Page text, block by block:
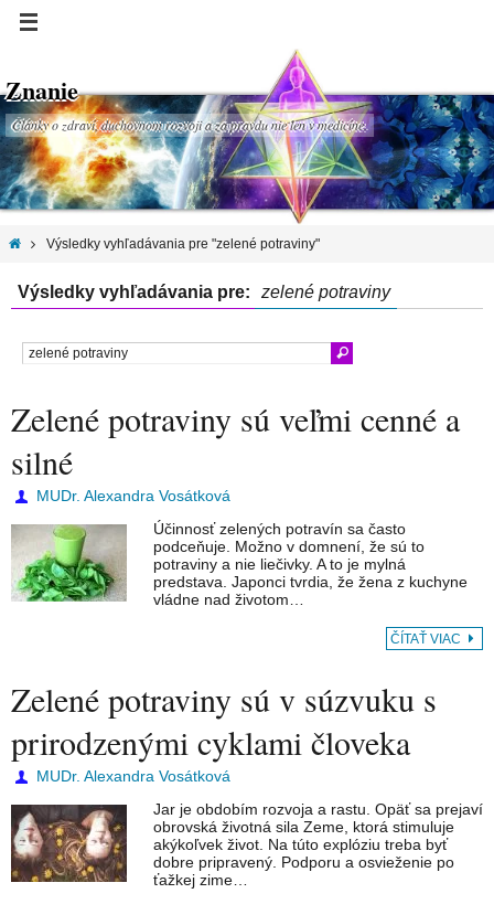
Znanie
Články o zdraví, duchovnom rozvoji a za pravdu nie len v medicíne.
Výsledky vyhľadávania pre "zelené potraviny"
Výsledky vyhľadávania pre: zelené potraviny
Zelené potraviny sú veľmi cenné a
silné
MUDr. Alexandra Vosátková
Účinnosť zelených potravín sa často
podceňuje. Možno v domnení, že sú to
potraviny a nie liečivky. A to je mylná
predstava. Japonci tvrdia, že žena z kuchyne
vládne nad životom…
ČÍTAŤ VIAC
Zelené potraviny sú v súzvuku s
prirodzenými cyklami človeka
MUDr. Alexandra Vosátková
Jar je obdobím rozvoja a rastu. Opäť sa prejaví
obrovská životná sila Zeme, ktorá stimuluje
akýkoľvek život. Na túto explóziu treba byť
dobre pripravený. Podporu a osvieženie po
ťažkej zime…